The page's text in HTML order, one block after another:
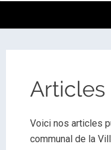
Articles
Voici nos articles
communal de la